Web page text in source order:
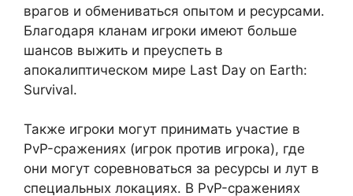
врагов и обмениваться опытом и ресурсами.
Благодаря кланам игроки имеют больше
шансов выжить и преуспеть в
апокалиптическом мире Last Day on Earth:
Survival.
Также игроки могут принимать участие в
PvP-сражениях (игрок против игрока), где
они могут соревноваться за ресурсы и лут в
специальных локациях. В PvP-сражениях